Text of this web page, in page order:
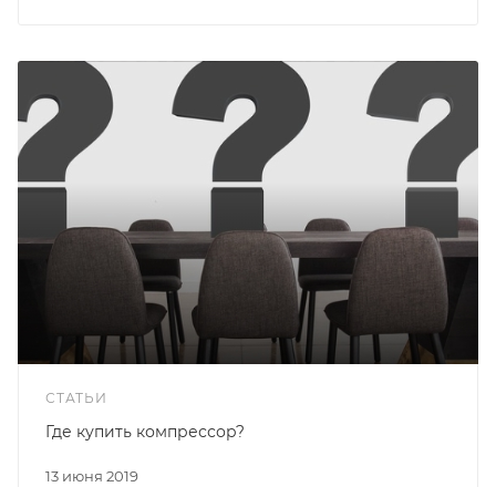
СТАТЬИ
13 июня 2019
Где купить компрессор?